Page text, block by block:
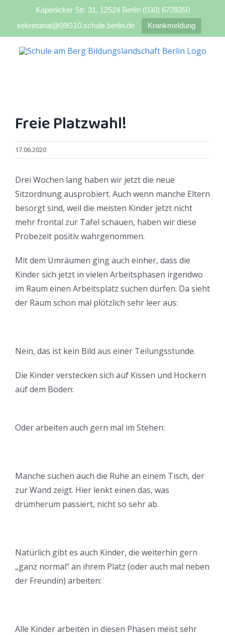
Köpenicker Str. 31, 12524 Berlin (030) 6728350
sekretariat@09G10.schule.berlin.de
Krankmeldung
Inhalt
Freie Platzwahl!
17.06.2020
Drei Wochen lang haben wir jetzt die neue
Sitzordnung ausprobiert. Auch wenn manche Eltern
besorgt sind, weil die meisten Kinder jetzt nicht
mehr frontal zur Tafel schauen, haben wir diese
Probezeit positiv wahrgenommen.
Mit dem Umräumen ging auch einher, dass die
Kinder sich jetzt in vielen Arbeitsphasen irgendwo
im Raum einen Arbeitsplatz suchen dürfen. Da sieht
der Raum schon mal plötzlich sehr leer aus:
Nein, das ist kein Bild aus einer Teilungsstunde.
Die Kinder verstecken sich auf Kissen und Hockern
auf dem Boden:
Oder arbeiten auch gern mal im Stehen:
Manche suchen auch die Ruhe an einem Tisch, der
zur Wand zeigt. Hier lenkt einen das, was
drumherum passiert, nicht so sehr ab.
Natürlich gibt es auch Kinder, die weiterhin gern
„ganz normal“ an ihrem Platz (oder auch mal neben
der Freundin) arbeiten:
Alle Kinder arbeiten in diesen Phasen meist sehr